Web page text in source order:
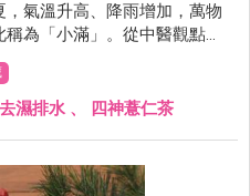
氣溫升高、降雨增加，萬物
為「小滿」。從中醫觀點來
盛」，濕邪容易困阻脾胃，
去濕排水 、 四神薏仁茶